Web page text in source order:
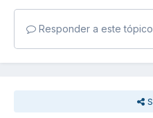
Responder a este tópico